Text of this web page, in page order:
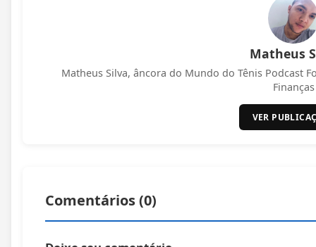
Matheus
Matheus Silva, âncora do Mundo do Tênis Podcast
Finanças
VER
Comentários (0)